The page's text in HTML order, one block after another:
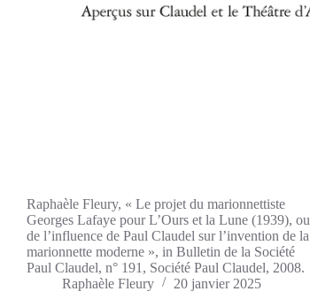
Raphaèle Fleury, « Le projet du marionnettiste
Georges Lafaye pour L’Ours et la Lune (1939), ou
de l’influence de Paul Claudel sur l’invention de la
marionnette moderne », in Bulletin de la Société
Paul Claudel, n° 191, Société Paul Claudel, 2008.
Raphaèle Fleury
20 janvier 2025